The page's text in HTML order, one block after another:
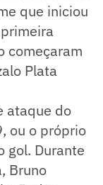
que iniciou
começaram
Plata
ataque do
ou o próprio
gol. Durante
Bruno